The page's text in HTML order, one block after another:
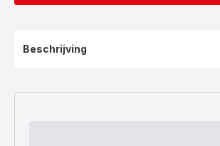
Beschrijving